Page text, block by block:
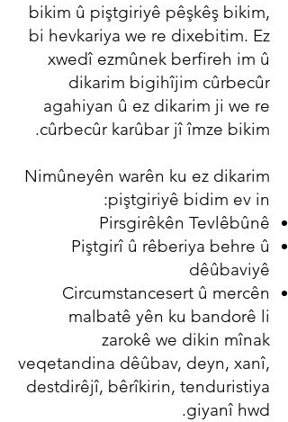
bikim û piştgiriyê pêşkêş bikim,
bi hevkariya we re dixebitim. Ez
xwedî ezmûnek berfireh im û
dikarim bigihîjim cûrbecûr
agahiyan û ez dikarim ji we re
cûrbecûr karûbar jî îmze bikim.
Nimûneyên warên ku ez dikarim
piştgiriyê bidim ev in:
Pirsgirêkên Tevlêbûnê
Piştgirî û rêberiya behre û
dêûbaviyê
Circumstancesert û mercên
malbatê yên ku bandorê li
zarokê we dikin mînak
veqetandina dêûbav, deyn, xanî,
destdirêjî, bêrîkirin, tenduristiya
giyanî hwd.